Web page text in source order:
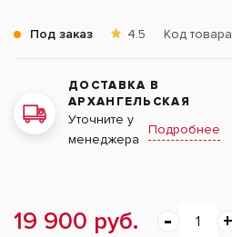
Под заказ 4.5 Код товара
ДОСТАВКА В
АРХАНГЕЛЬСКАЯ
Уточните у
менеджера
Подробнее
19 900 руб.